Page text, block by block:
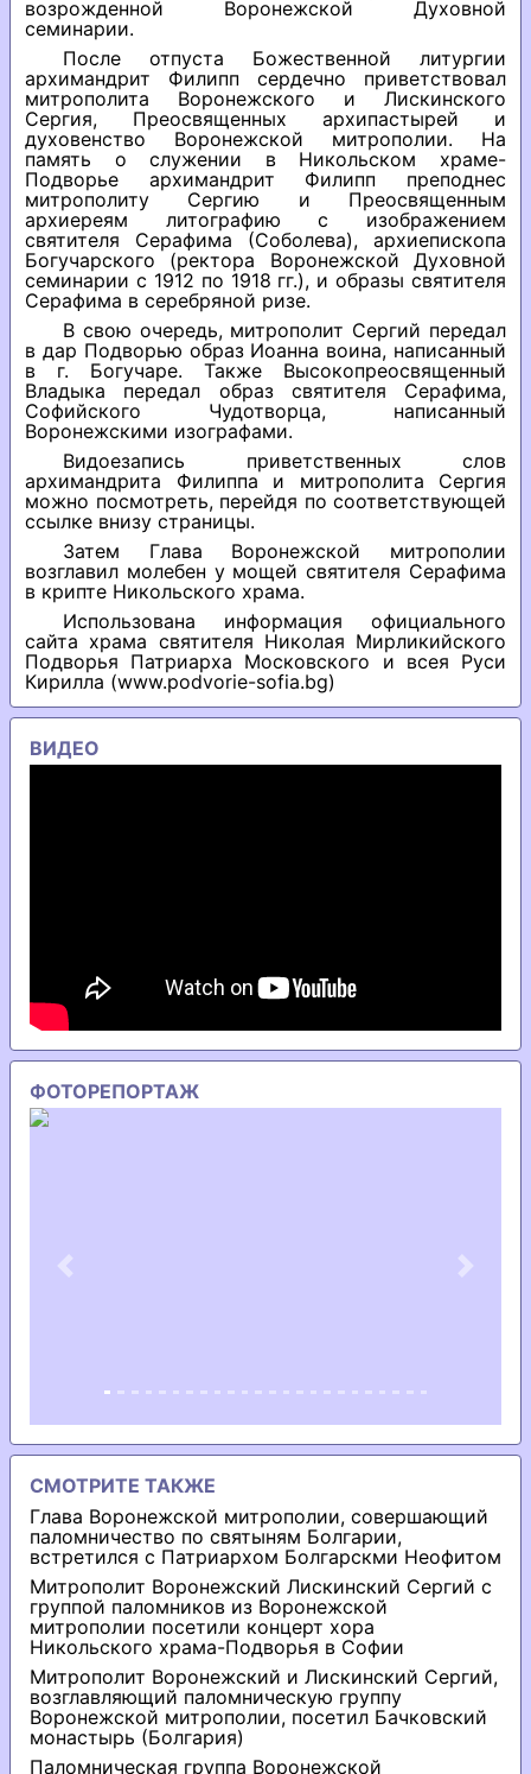
возрожденной Воронежской Духовной
семинарии.
После отпуста Божественной литургии
архимандрит Филипп сердечно приветствовал
митрополита Воронежского и Лискинского
Сергия, Преосвященных архипастырей и
духовенство Воронежской митрополии. На
память о служении в Никольском храме-
Подворье архимандрит Филипп преподнес
митрополиту Сергию и Преосвященным
архиереям литографию с изображением
святителя Серафима (Соболева), архиепископа
Богучарского (ректора Воронежской Духовной
семинарии с 1912 по 1918 гг.), и образы святителя
Серафима в серебряной ризе.
В свою очередь, митрополит Сергий передал
в дар Подворью образ Иоанна воина, написанный
в г. Богучаре. Также Высокопреосвященный
Владыка передал образ святителя Серафима,
Софийского Чудотворца, написанный
Воронежскими изографами.
Видоезапись приветственных слов
архимандрита Филиппа и митрополита Сергия
можно посмотреть, перейдя по соответствующей
ссылке внизу страницы.
Затем Глава Воронежской митрополии
возглавил молебен у мощей святителя Серафима
в крипте Никольского храма.
Использована информация официального
сайта храма святителя Николая Мирликийского
Подворья Патриарха Московского и всея Руси
Кирилла (www.podvorie-sofia.bg)
ВИДЕО
ФОТОРЕПОРТАЖ
Previous Next
СМОТРИТЕ ТАКЖЕ
Глава Воронежской митрополии, совершающий
паломничество по святыням Болгарии,
встретился с Патриархом Болгарскми Неофитом
Митрополит Воронежский Лискинский Сергий с
группой паломников из Воронежской
митрополии посетили концерт хора
Никольского храма-Подворья в Софии
Митрополит Воронежский и Лискинский Сергий,
возглавляющий паломническую группу
Воронежской митрополии, посетил Бачковский
монастырь (Болгария)
Паломническая группа Воронежской